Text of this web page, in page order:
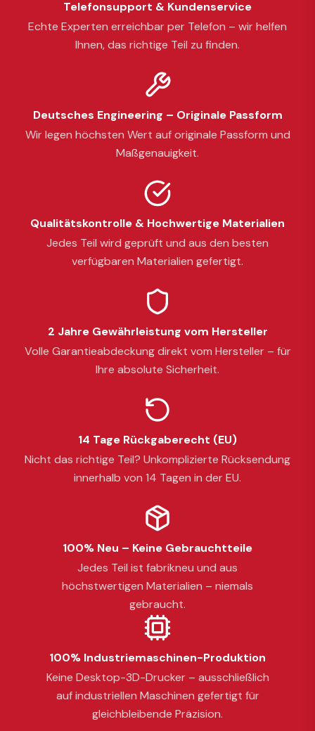
Telefonsupport & Kundenservice
Echte Experten erreichbar per Telefon – wir helfen
Ihnen, das richtige Teil zu finden.
Deutsches Engineering – Originale Passform
Wir legen höchsten Wert auf originale Passform und
Maßgenauigkeit.
Qualitätskontrolle & Hochwertige Materialien
Jedes Teil wird geprüft und aus den besten
verfügbaren Materialien gefertigt.
2 Jahre Gewährleistung vom Hersteller
Volle Garantieabdeckung direkt vom Hersteller – für
Ihre absolute Sicherheit.
14 Tage Rückgaberecht (EU)
Nicht das richtige Teil? Unkomplizierte Rücksendung
innerhalb von 14 Tagen in der EU.
100% Neu – Keine Gebrauchtteile
Jedes Teil ist fabrikneu und aus
höchstwertigen Materialien – niemals
gebraucht.
100% Industriemaschinen-Produktion
Keine Desktop-3D-Drucker – ausschließlich
auf industriellen Maschinen gefertigt für
gleichbleibende Präzision.